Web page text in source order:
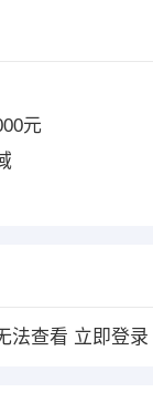
元
法查看 立即登录